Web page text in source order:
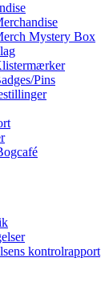
Mystery Box
Pins
kontrolrapport